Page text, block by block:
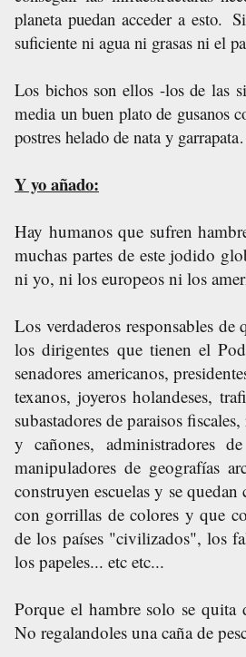
planeta puedan acceder a esto.
suficiente ni agua ni grasas ni el
Los bichos son ellos -los de las
media un buen plato de gusanos
postres helado de nata y
Y yo añado:
Hay humanos que sufren
muchas partes de este jodido
ni yo, ni los europeos ni los
Los verdaderos responsables
los dirigentes que tienen el
senadores americanos,
texanos, joyeros holandeses,
subastadores de paraisos
y cañones, administradores
manipuladores de geografías
construyen escuelas y se
con gorrillas de colores y que
de los países "civilizados", los
los papeles... etc etc...
Porque el hambre solo se
No regalandoles una caña de